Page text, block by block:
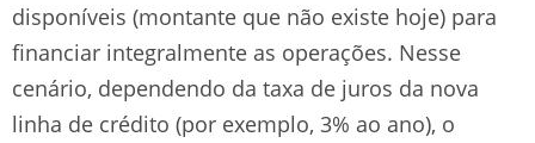
disponíveis (montante que não existe hoje) para
financiar integralmente as operações. Nesse
cenário, dependendo da taxa de juros da nova
linha de crédito (por exemplo, 3% ao ano), o